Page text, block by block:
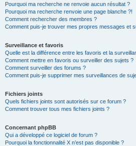
Pourquoi ma recherche ne renvoie aucun résultat ?
Pourquoi ma recherche renvoie une page blanche ?!
Comment rechercher des membres ?
Comment puis-je trouver mes propres messages et
Surveillance et favoris
Quelle est la différence entre les favoris et la
Comment mettre en favoris ou surveiller des sujets ?
Comment surveiller des forums ?
Comment puis-je supprimer mes surveillances de
Fichiers joints
Quels fichiers joints sont autorisés sur ce forum ?
Comment trouver tous mes fichiers joints ?
Concernant phpBB
Qui a développé ce logiciel de forum ?
Pourquoi la fonctionnalité X n’est pas disponible ?